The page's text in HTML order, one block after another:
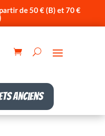
de 50 € (B) et 70 €
anciens